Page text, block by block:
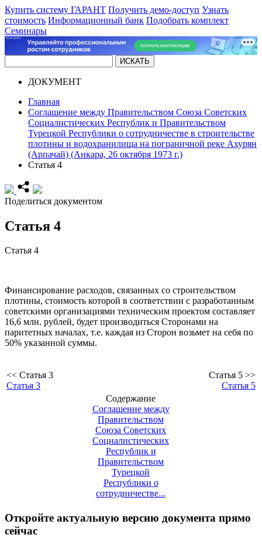
Купить систему ГАРАНТ Получить демо-доступ Узнать
стоимость Информационный банк Подобрать комплект
Семинары
ДОКУМЕНТ
Главная
Соглашение между Правительством Союза Советских
Социалистических Республик и Правительством
Турецкой Республики о сотрудничестве в строительстве
плотины и водохранилища на пограничной реке Ахурян
(Арпачай) (Анкара, 26 октября 1973 г.)
Статья 4
Поделиться документом
Статья 4
Статья 4
Финансирование расходов, связанных со строительством
плотины, стоимость которой в соответствии с разработанным
советскими организациями техническим проектом составляет
16,6 млн. рублей, будет производиться Сторонами на
паритетных началах, т.е. каждая из Сторон возьмет на себя по
50% указанной суммы.
<< Статья 3
Статья 3
Статья 5 >>
Статья 5
Содержание
Соглашение между
Правительством
Союза Советских
Социалистических
Республик и
Правительством
Турецкой
Республики о
сотрудничестве...
Откройте актуальную версию документа прямо
сейчас